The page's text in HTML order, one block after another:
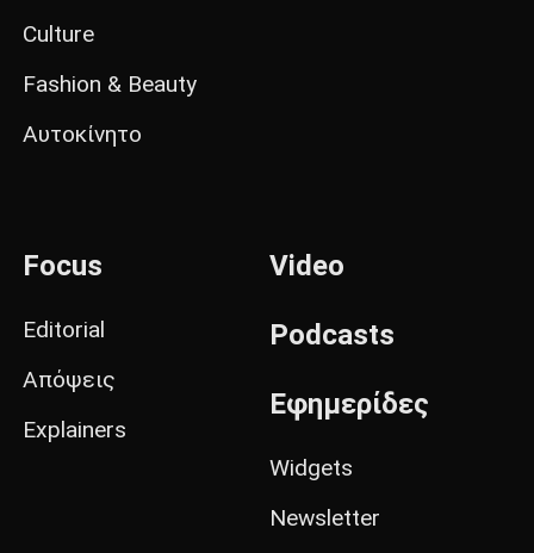
Culture
Fashion & Beauty
Αυτοκίνητο
Focus
Editorial
Απόψεις
Explainers
Video
Podcasts
Εφημερίδες
Widgets
Newsletter